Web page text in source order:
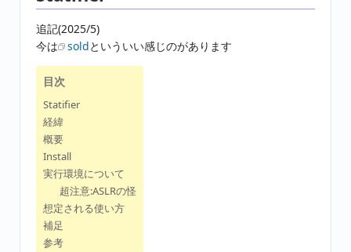
追記(2025/5)
今は
soldといういい感じのがあります
目次
Statifier
経緯
概要
Install
実行環境について
超注意:ASLRの怪
想定される使い方
補足
参考